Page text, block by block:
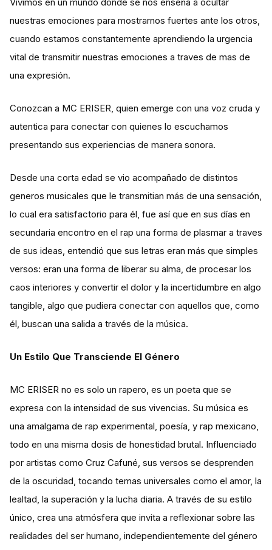
nuestras emociones para mostrarnos fuertes ante los otros,
cuando estamos constantemente aprendiendo la urgencia
vital de transmitir nuestras emociones a traves de mas de
una expresión.
Conozcan a MC ERISER, quien emerge con una voz cruda y
autentica para conectar con quienes lo escuchamos
presentando sus experiencias de manera sonora.
Desde una corta edad se vio acompañado de distintos
generos musicales que le transmitian más de una sensación,
lo cual era satisfactorio para él, fue así que en sus días en
secundaria encontro en el rap una forma de plasmar a traves
de sus ideas, entendió que sus letras eran más que simples
versos: eran una forma de liberar su alma, de procesar los
caos interiores y convertir el dolor y la incertidumbre en algo
tangible, algo que pudiera conectar con aquellos que, como
él, buscan una salida a través de la música.
Un Estilo Que Transciende El Género
MC ERISER no es solo un rapero, es un poeta que se
expresa con la intensidad de sus vivencias. Su música es
una amalgama de rap experimental, poesía, y rap mexicano,
todo en una misma dosis de honestidad brutal. Influenciado
por artistas como Cruz Cafuné, sus versos se desprenden
de la oscuridad, tocando temas universales como el amor, la
lealtad, la superación y la lucha diaria. A través de su estilo
único, crea una atmósfera que invita a reflexionar sobre las
realidades del ser humano, independientemente del género